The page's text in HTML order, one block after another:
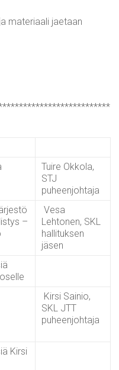
materiaali jaetaan
Tuire Okkola,
STJ
puheenjohtaja
–
Vesa
Lehtonen, SKL
hallituksen
jäsen
Kirsi Sainio,
SKL JTT
puheenjohtaja
Kirsi